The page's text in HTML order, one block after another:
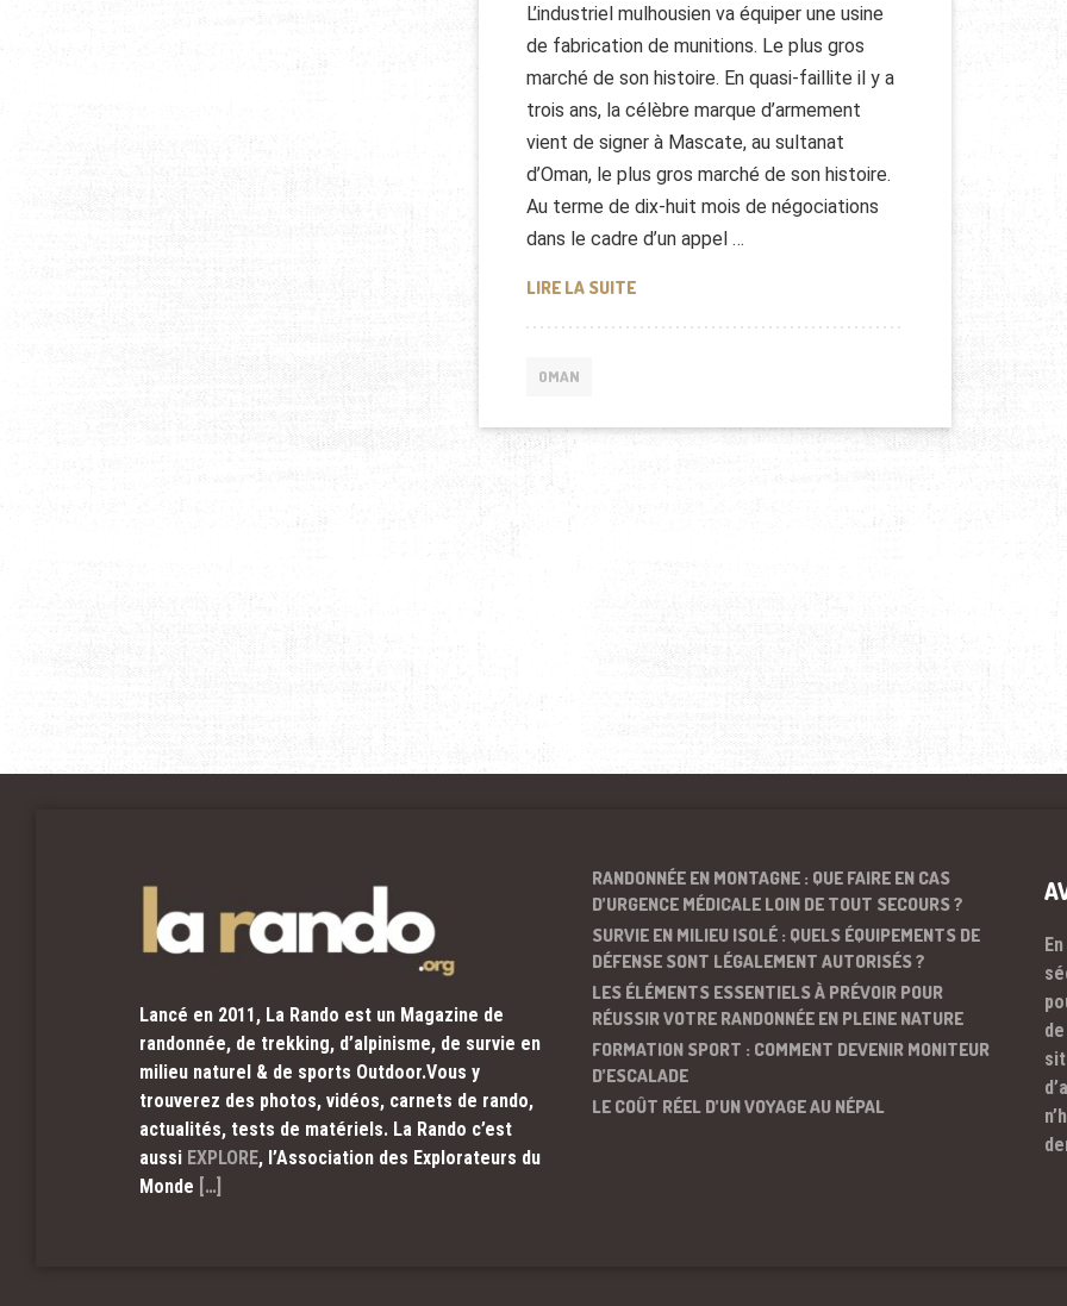
L’industriel mulhousien va équiper une usine
de fabrication de munitions. Le plus gros
marché de son histoire. En quasi-faillite il y a
trois ans, la célèbre marque d’armement
vient de signer à Mascate, au sultanat
d’Oman, le plus gros marché de son histoire.
Au terme de dix-huit mois de négociations
dans le cadre d’un appel …
LIRE LA SUITECONTRAT POUR MANURHIN À OMAN
OMAN
Lancé en 2011, La Rando est un Magazine de
randonnée, de trekking, d’alpinisme, de survie en
milieu naturel & de sports Outdoor.Vous y
trouverez des photos, vidéos, carnets de rando,
actualités, tests de matériels. La Rando c’est
aussi EXPLORE, l’Association des Explorateurs du
Monde […]
RANDONNÉE EN MONTAGNE : QUE FAIRE EN CAS
D’URGENCE MÉDICALE LOIN DE TOUT SECOURS ?
SURVIE EN MILIEU ISOLÉ : QUELS ÉQUIPEMENTS DE
DÉFENSE SONT LÉGALEMENT AUTORISÉS ?
LES ÉLÉMENTS ESSENTIELS À PRÉVOIR POUR
RÉUSSIR VOTRE RANDONNÉE EN PLEINE NATURE
FORMATION SPORT : COMMENT DEVENIR MONITEUR
D’ESCALADE
LE COÛT RÉEL D’UN VOYAGE AU NÉPAL